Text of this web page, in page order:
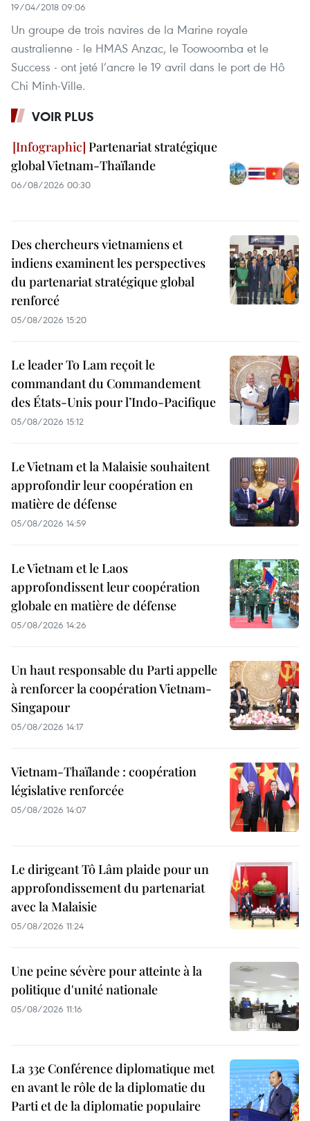
19/04/2018 09:06
Un groupe de trois navires de la Marine royale
australienne - le HMAS Anzac, le Toowoomba et le
Success - ont jeté l’ancre le 19 avril dans le port de Hô
Chi Minh-Ville.
VOIR PLUS
Partenariat stratégique
global Vietnam-Thaïlande
06/08/2026 00:30
Des chercheurs vietnamiens et
indiens examinent les perspectives
du partenariat stratégique global
renforcé
05/08/2026 15:20
Le leader To Lam reçoit le
commandant du Commandement
des États-Unis pour l’Indo-Pacifique
05/08/2026 15:12
Le Vietnam et la Malaisie souhaitent
approfondir leur coopération en
matière de défense
05/08/2026 14:59
Le Vietnam et le Laos
approfondissent leur coopération
globale en matière de défense
05/08/2026 14:26
Un haut responsable du Parti appelle
à renforcer la coopération Vietnam-
Singapour
05/08/2026 14:17
Vietnam-Thaïlande : coopération
législative renforcée
05/08/2026 14:07
Le dirigeant Tô Lâm plaide pour un
approfondissement du partenariat
avec la Malaisie
05/08/2026 11:24
Une peine sévère pour atteinte à la
politique d'unité nationale
05/08/2026 11:16
La 33e Conférence diplomatique met
en avant le rôle de la diplomatie du
Parti et de la diplomatie populaire